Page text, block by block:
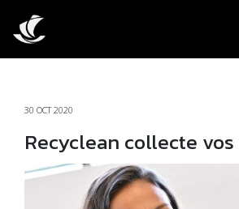
30 OCT 2020
Recyclean collecte